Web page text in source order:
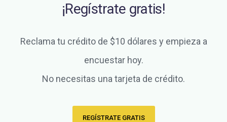
¡Regístrate gratis!
Reclama tu crédito de $10 dólares y empieza a
encuestar hoy.
No necesitas una tarjeta de crédito.
REGÍSTRATE GRATIS